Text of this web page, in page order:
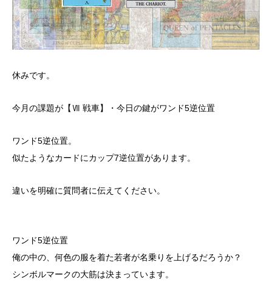
休みです。
今月の課題が【Ⅶ 戦車】・今日の鍵がワンド5逆位置
ワンド5逆位置。
似たようなカードにカップ7逆位置があります。
違いを明確に質問者に伝えてください。
ワンド5逆位置
俺の中の、何色の服を着た若者が名乗りを上げるだろうか？
シンボルマークの大筋は決まっています。